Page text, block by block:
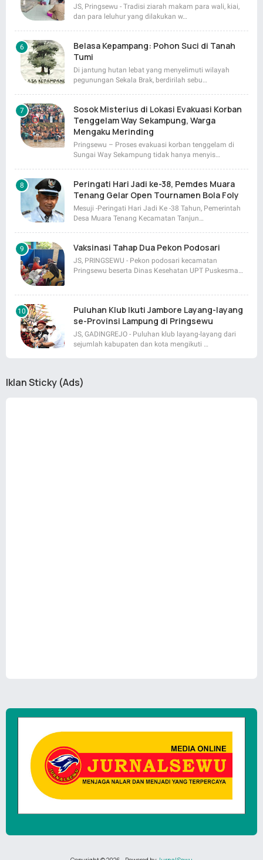
JS, Pringsewu - Tradisi ziarah makam para wali, kiai,
dan para leluhur yang dilakukan w…
Belasa Kepampang: Pohon Suci di Tanah
Tumi
Di jantung hutan lebat yang menyelimuti wilayah
pegunungan Sekala Brak, berdirilah sebu…
Sosok Misterius di Lokasi Evakuasi Korban
Tenggelam Way Sekampung, Warga
Mengaku Merinding
Pringsewu – Proses evakuasi korban tenggelam di
Sungai Way Sekampung tidak hanya menyis…
Peringati Hari Jadi ke-38, Pemdes Muara
Tenang Gelar Open Tournamen Bola Foly
Mesuji -Peringati Hari Jadi Ke -38 Tahun, Pemerintah
Desa Muara Tenang Kecamatan Tanjun…
Vaksinasi Tahap Dua Pekon Podosari
JS, PRINGSEWU - Pekon podosari kecamatan
Pringsewu beserta Dinas Kesehatan UPT Puskesma…
Puluhan Klub Ikuti Jambore Layang-layang
se-Provinsi Lampung di Pringsewu
JS, GADINGREJO - Puluhan klub layang-layang dari
sejumlah kabupaten dan kota mengikuti …
Iklan Sticky (Ads)